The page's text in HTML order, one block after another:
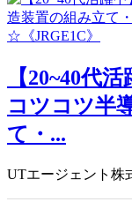
【20~40代
コツコツ半
て・...
UTエージェント株